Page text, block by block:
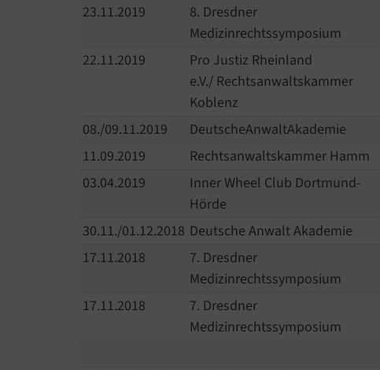
23.11.2019
8. Dresdner
Medizinrechtssymposium
22.11.2019
Pro Justiz Rheinland
e.V./ Rechtsanwaltskammer
Koblenz
08./09.11.2019 DeutscheAnwaltAkademie
11.09.2019
Rechtsanwaltskammer Hamm
03.04.2019
Inner Wheel Club Dortmund-
Hörde
30.11./01.12.2018 Deutsche Anwalt Akademie
17.11.2018
7. Dresdner
Medizinrechtssymposium
17.11.2018
7. Dresdner
Medizinrechtssymposium